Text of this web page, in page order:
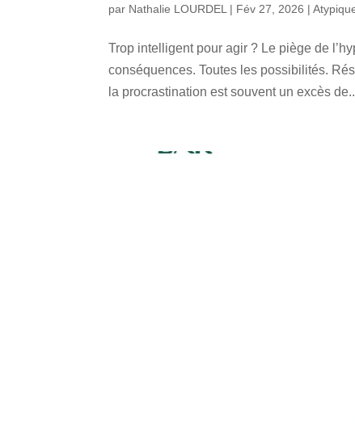
par Nathalie LOURDEL | Fév 27, 2026 |
Trop intelligent pour agir ? Le piège de
conséquences. Toutes les possibilités.
la procrastination est souvent un excès